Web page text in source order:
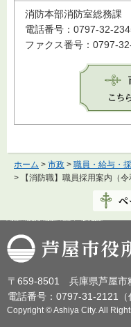
消防本部消防室総務課
電話番号：0797-32-
ファクス番号：0797-
ホーム > 市政 > 職員・給与・
> 【消防職】職員採用案内（令
芦屋市役所
〒659-8501 兵庫県芦屋市
電話番号：0797-31-2121（
Copyright © Ashiya City. All